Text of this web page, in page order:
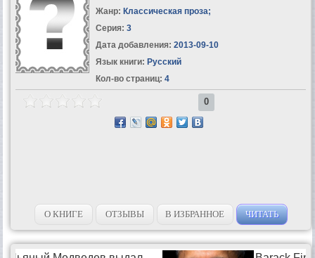
Жанр: Классическая проза;
Серия: 3
Дата добавления: 2013-09-10
Язык книги: Русский
Кол-во страниц: 4
0
О КНИГЕ ОТЗЫВЫ В ИЗБРАННОЕ ЧИТАТЬ